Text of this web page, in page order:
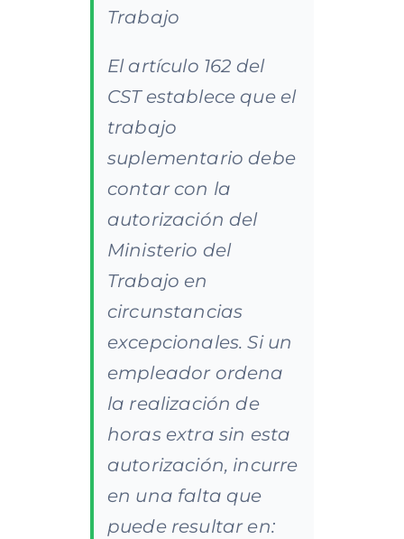
Trabajo
El artículo 162 del
CST establece que el
trabajo
suplementario debe
contar con la
autorización del
Ministerio del
Trabajo en
circunstancias
excepcionales. Si un
empleador ordena
la realización de
horas extra sin esta
autorización, incurre
en una falta que
puede resultar en: